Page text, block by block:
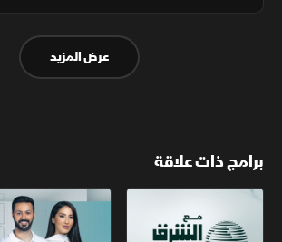
عرض المزيد
برامج ذات علاقة
مع الشرق الأوسط الخبر الآخر